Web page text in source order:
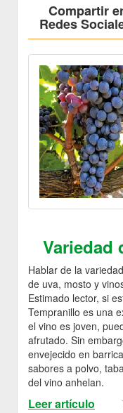
Compartir
Redes
Variedad
Hablar de la
de uva, mosto y
Estimado lector, si
Tempranillo es una
el vino es joven,
afrutado. Sin
envejecido en
sabores a polvo,
del vino anhelan.
Leer artículo